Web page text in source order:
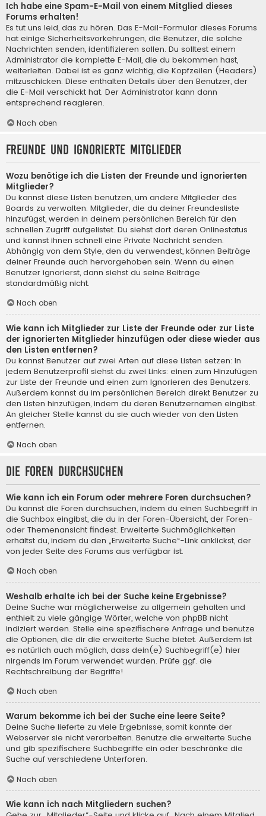
Ich habe eine Spam-E-Mail von einem Mitglied dieses
Forums erhalten!
Es tut uns leid, das zu hören. Das E-Mail-Formular dieses Forums
hat einige Sicherheitsvorkehrungen, die Benutzer, die solche
Nachrichten senden, identifizieren sollen. Du solltest einem
Administrator die komplette E-Mail, die du bekommen hast,
weiterleiten. Dabei ist es ganz wichtig, die Kopfzeilen (Headers)
mitzuschicken. Diese enthalten Details über den Benutzer, der
die E-Mail verschickt hat. Der Administrator kann dann
entsprechend reagieren.
Nach oben
Freunde und ignorierte Mitglieder
Wozu benötige ich die Listen der Freunde und ignorierten
Mitglieder?
Du kannst diese Listen benutzen, um andere Mitglieder des
Boards zu verwalten. Mitglieder, die du deiner Freundesliste
hinzufügst, werden in deinem persönlichen Bereich für den
schnellen Zugriff aufgelistet. Du siehst dort deren Onlinestatus
und kannst ihnen schnell eine Private Nachricht senden.
Abhängig von dem Style, den du verwendest, können Beiträge
deiner Freunde auch hervorgehoben sein. Wenn du einen
Benutzer ignorierst, dann siehst du seine Beiträge
standardmäßig nicht.
Nach oben
Wie kann ich Mitglieder zur Liste der Freunde oder zur Liste
der ignorierten Mitglieder hinzufügen oder diese wieder aus
den Listen entfernen?
Du kannst Benutzer auf zwei Arten auf diese Listen setzen: In
jedem Benutzerprofil siehst du zwei Links: einen zum Hinzufügen
zur Liste der Freunde und einen zum Ignorieren des Benutzers.
Außerdem kannst du im persönlichen Bereich direkt Benutzer zu
den Listen hinzufügen, indem du deren Benutzernamen eingibst.
An gleicher Stelle kannst du sie auch wieder von den Listen
entfernen.
Nach oben
Die Foren durchsuchen
Wie kann ich ein Forum oder mehrere Foren durchsuchen?
Du kannst die Foren durchsuchen, indem du einen Suchbegriff in
die Suchbox eingibst, die du in der Foren-Übersicht, der Foren-
oder Themenansicht findest. Erweiterte Suchmöglichkeiten
erhältst du, indem du den „Erweiterte Suche“-Link anklickst, der
von jeder Seite des Forums aus verfügbar ist.
Nach oben
Weshalb erhalte ich bei der Suche keine Ergebnisse?
Deine Suche war möglicherweise zu allgemein gehalten und
enthielt zu viele gängige Wörter, welche von phpBB nicht
indiziert werden. Stelle eine spezifischere Anfrage und benutze
die Optionen, die dir die erweiterte Suche bietet. Außerdem ist
es natürlich auch möglich, dass dein(e) Suchbegriff(e) hier
nirgends im Forum verwendet wurden. Prüfe ggf. die
Rechtschreibung der Begriffe!
Nach oben
Warum bekomme ich bei der Suche eine leere Seite?
Deine Suche lieferte zu viele Ergebnisse, somit konnte der
Webserver sie nicht verarbeiten. Benutze die erweiterte Suche
und gib spezifischere Suchbegriffe ein oder beschränke die
Suche auf verschiedene Unterforen.
Nach oben
Wie kann ich nach Mitgliedern suchen?